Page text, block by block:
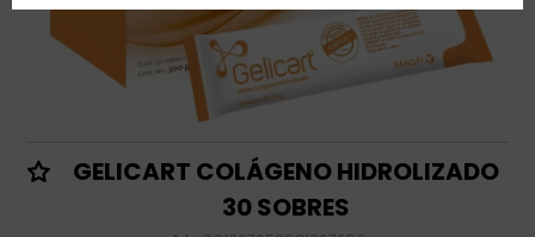
GELICART COLÁGENO HIDROLIZADO
30 SOBRES